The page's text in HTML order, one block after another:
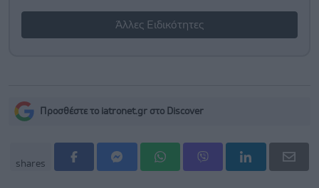
Άλλες Ειδικότητες
Προσθέστε το iatronet.gr στο Discover
shares